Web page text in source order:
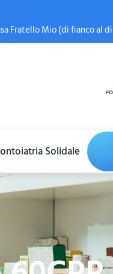
Fratello Mio (di fianco al
Solidale